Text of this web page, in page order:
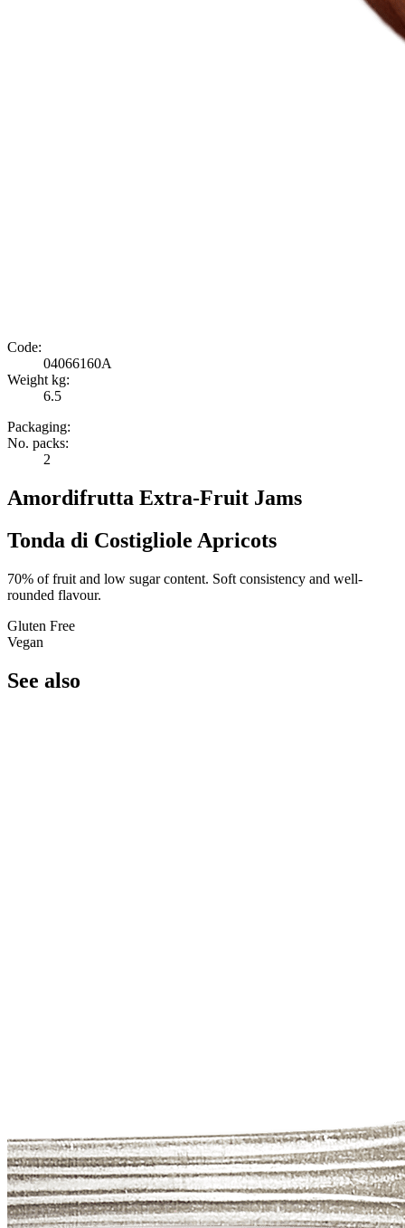
Code:
04066160A
Weight kg:
6.5
Packaging:
No. packs:
2
Amordifrutta Extra-Fruit Jams
Tonda di Costigliole Apricots
70% of fruit and low sugar content. Soft consistency and well-
rounded flavour.
Gluten Free
Vegan
See also